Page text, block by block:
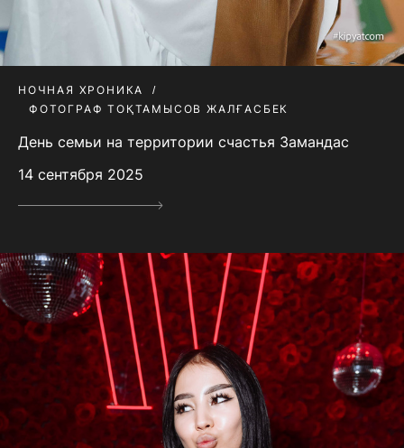
НОЧНАЯ ХРОНИКА
ФОТОГРАФ ТОҚТАМЫСОВ ЖАЛҒАСБЕК
День семьи на территории счастья Замандас
14 сентября 2025